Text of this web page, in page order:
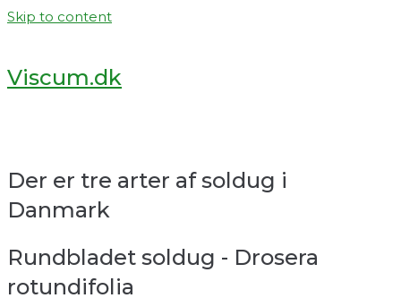
Skip to content
Viscum.dk
Der er tre arter af soldug i
Danmark
Rundbladet soldug - Drosera
rotundifolia